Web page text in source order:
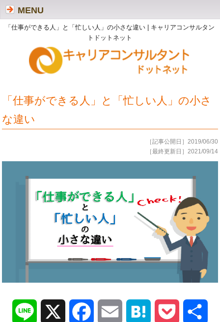
「仕事ができる人」と「忙しい人」の小さな違い | キャリアコンサルタン
トドットネット
MENU
「仕事ができる人」と「忙しい人」の小さ
な違い
［記事公開日］2019/06/30
［最終更新日］2021/09/14
Line Facebook Email Hatena Pocket